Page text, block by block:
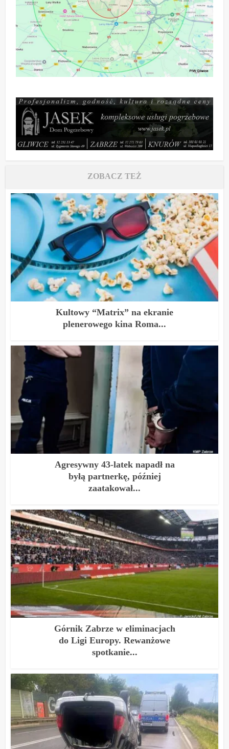
ZOBACZ TEŻ
Kultowy “Matrix” na ekranie
plenerowego kina Roma...
Agresywny 43-latek napadł na
byłą partnerkę, później
zaatakował...
Górnik Zabrze w eliminacjach
do Ligi Europy. Rewanżowe
spotkanie...